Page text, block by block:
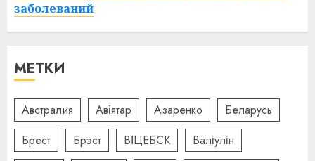
заболеваний
МЕТКИ
Австралия Авіятар Азаренко
Беларусь
Брест
Брэст ВІЦЕБСК
Валіулін